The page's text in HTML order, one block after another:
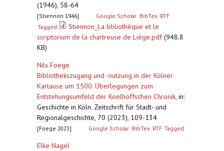
(1946), 58-64
[Stiennon 1946] Google Scholar BibTex RTF
Tagged
Stiennon_La bbliothèque et le
scriptorium de la chartreuse de Liège.pdf(948.8
KB)
Nils Foege
Bibliothekszugang und -nutzung in der Kölner
Kartause um 1500. Überlegungen zum
Entstehungsumfeld der Koelhoffschen Chronik, in:
Geschichte in Köln. Zeitschrift für Stadt- und
Regionalgeschichte, 70 (2023), 109-134
[Foege 2023] Google Scholar BibTex RTF Tagged
Elke Nagel